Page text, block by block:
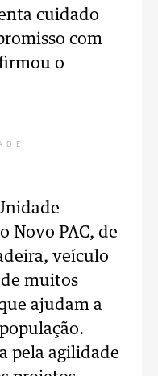
cuidado
com
o
Novo PAC, de
veículo
muitos
ajudam a
pela agilidade